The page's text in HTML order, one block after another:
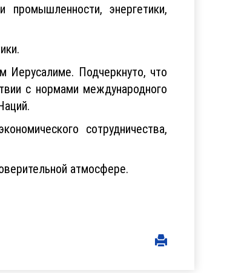
энергетики,
Иерусалиме. Подчеркнуто, что
с нормами международного
сотрудничества,
атмосфере.